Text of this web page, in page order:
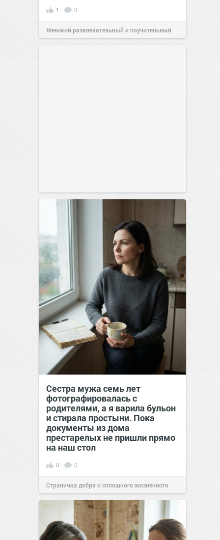
1 0
Женский развлекательный и поучительный
Сестра мужа семь лет
фотографировалась с
родителями, а я варила бульон
и стирала простыни. Пока
документы из дома
престарелых не пришли прямо
на наш стол
0 0
Страничка добра и сплошного жизненного
позитива!00:29Вчера